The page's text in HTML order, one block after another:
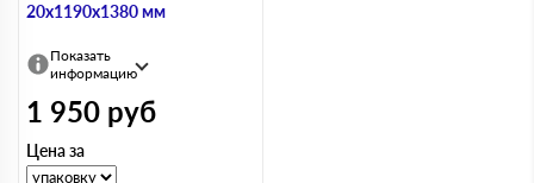
20х1190х1380 мм
Показать
информацию
1 950 руб
Цена за